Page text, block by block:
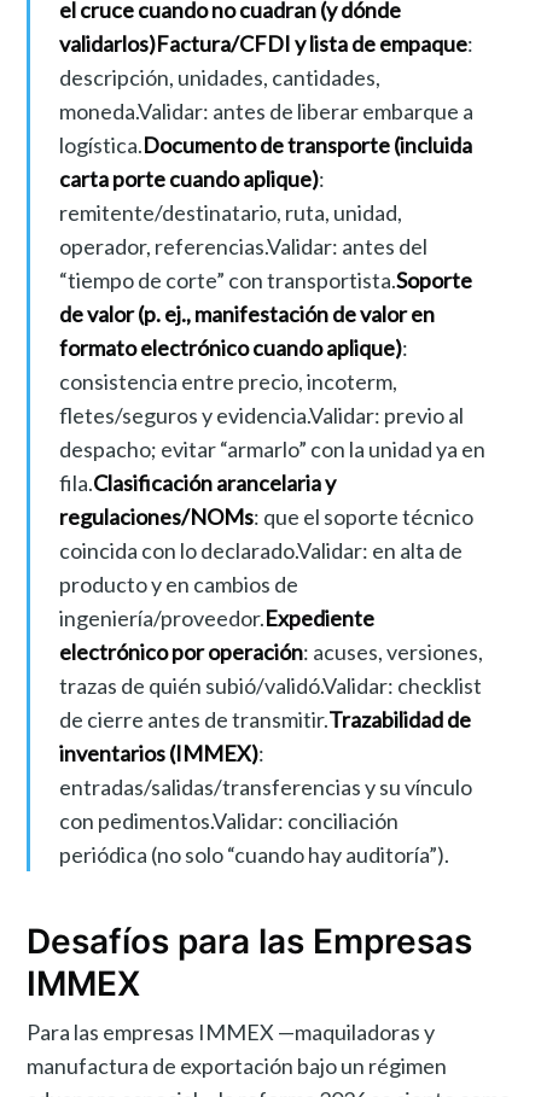
el cruce cuando no cuadran (y dónde
validarlos)Factura/CFDI y lista de empaque:
descripción, unidades, cantidades,
moneda.Validar: antes de liberar embarque a
logística.Documento de transporte (incluida
carta porte cuando aplique):
remitente/destinatario, ruta, unidad,
operador, referencias.Validar: antes del
“tiempo de corte” con transportista.Soporte
de valor (p. ej., manifestación de valor en
formato electrónico cuando aplique):
consistencia entre precio, incoterm,
fletes/seguros y evidencia.Validar: previo al
despacho; evitar “armarlo” con la unidad ya en
fila.Clasificación arancelaria y
regulaciones/NOMs: que el soporte técnico
coincida con lo declarado.Validar: en alta de
producto y en cambios de
ingeniería/proveedor.Expediente
electrónico por operación: acuses, versiones,
trazas de quién subió/validó.Validar: checklist
de cierre antes de transmitir.Trazabilidad de
inventarios (IMMEX):
entradas/salidas/transferencias y su vínculo
con pedimentos.Validar: conciliación
periódica (no solo “cuando hay auditoría”).
Desafíos para las Empresas
IMMEX
Para las empresas IMMEX —maquiladoras y
manufactura de exportación bajo un régimen